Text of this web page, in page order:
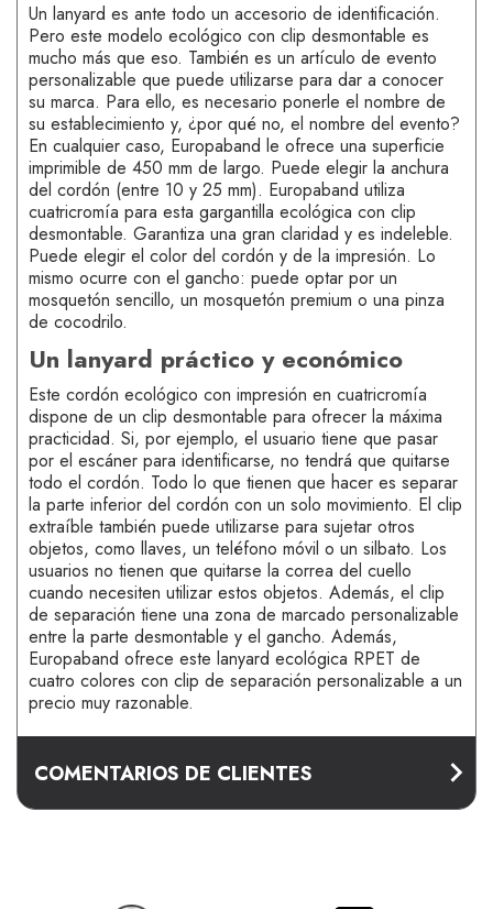
Un lanyard es ante todo un accesorio de identificación.
Pero este modelo ecológico con clip desmontable es
mucho más que eso. También es un artículo de evento
personalizable que puede utilizarse para dar a conocer
su marca. Para ello, es necesario ponerle el nombre de
su establecimiento y, ¿por qué no, el nombre del evento?
En cualquier caso, Europaband le ofrece una superficie
imprimible de 450 mm de largo. Puede elegir la anchura
del cordón (entre 10 y 25 mm). Europaband utiliza
cuatricromía para esta gargantilla ecológica con clip
desmontable. Garantiza una gran claridad y es indeleble.
Puede elegir el color del cordón y de la impresión. Lo
mismo ocurre con el gancho: puede optar por un
mosquetón sencillo, un mosquetón premium o una pinza
de cocodrilo.
Un lanyard práctico y económico
Este cordón ecológico con impresión en cuatricromía
dispone de un clip desmontable para ofrecer la máxima
practicidad. Si, por ejemplo, el usuario tiene que pasar
por el escáner para identificarse, no tendrá que quitarse
todo el cordón. Todo lo que tienen que hacer es separar
la parte inferior del cordón con un solo movimiento. El clip
extraíble también puede utilizarse para sujetar otros
objetos, como llaves, un teléfono móvil o un silbato. Los
usuarios no tienen que quitarse la correa del cuello
cuando necesiten utilizar estos objetos. Además, el clip
de separación tiene una zona de marcado personalizable
entre la parte desmontable y el gancho. Además,
Europaband ofrece este lanyard ecológica RPET de
cuatro colores con clip de separación personalizable a un
precio muy razonable.
COMENTARIOS DE CLIENTES